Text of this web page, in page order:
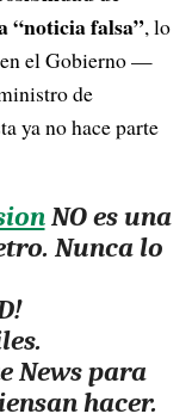
“noticia falsa”, lo
en el Gobierno —
de
ya no hace parte
NO es una
Nunca lo
News para
hacer.